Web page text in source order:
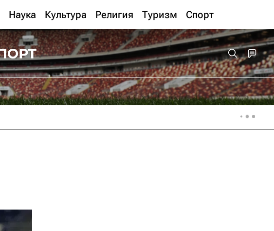
Наука Культура Религия Туризм Спорт